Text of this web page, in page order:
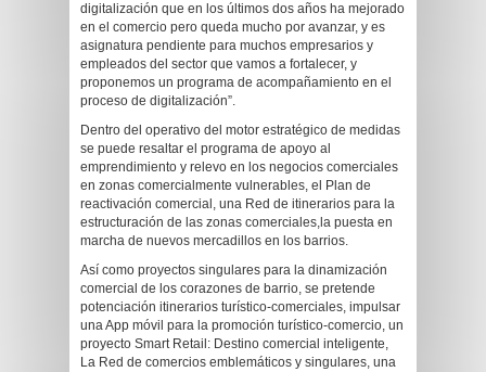
digitalización que en los últimos dos años ha mejorado
en el comercio pero queda mucho por avanzar, y es
asignatura pendiente para muchos empresarios y
empleados del sector que vamos a fortalecer, y
proponemos un programa de acompañamiento en el
proceso de digitalización”.
Dentro del operativo del motor estratégico de medidas
se puede resaltar el programa de apoyo al
emprendimiento y relevo en los negocios comerciales
en zonas comercialmente vulnerables, el Plan de
reactivación comercial, una Red de itinerarios para la
estructuración de las zonas comerciales,la puesta en
marcha de nuevos mercadillos en los barrios.
Así como proyectos singulares para la dinamización
comercial de los corazones de barrio, se pretende
potenciación itinerarios turístico-comerciales, impulsar
una App móvil para la promoción turístico-comercio, un
proyecto Smart Retail: Destino comercial inteligente,
La Red de comercios emblemáticos y singulares, una